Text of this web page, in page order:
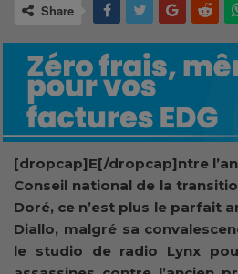
Share
[dropcap]E[/dropcap]ntre
Conseil national de la
Doré, ce n’est plus le parfait
Diallo, malgré sa
le studio de radio Lynx